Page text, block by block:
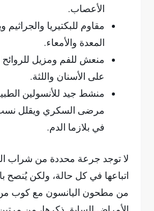
الأعصاب.
مقاوم للبكتيريا
المعدة والأمعاء.
منعش للفم ومزيل للروائح
على الأسنان واللثة.
منشط جيد للأنسولين
مرضى السكري ويقلل نسب
في بلازما الدم.
لا توجد جرعة محددة من شراب
اتباعها في كل حالة، ولكن يُنصح
من مطحون اليانسون مع كوب من